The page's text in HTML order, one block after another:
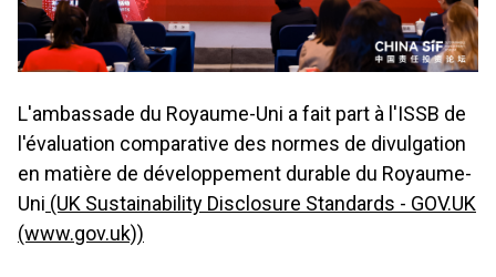
L'ambassade du Royaume-Uni a fait part à l'ISSB de
l'évaluation comparative des normes de divulgation
en matière de développement durable du Royaume-
Uni (UK Sustainability Disclosure Standards - GOV.UK
(www.gov.uk))